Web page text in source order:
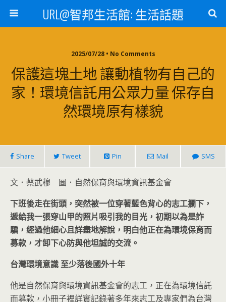
URL@智邦生活館: 生活話題
2025/07/28 • No Comments
保護這塊土地 讓動植物有自己的
家！環境信託用公眾力量 保存自
然環境原有樣貌
Share Tweet Pin Mail SMS
文．蔡武穆 圖．自然保育與環境資訊基金會
下班後走在街頭，突然被一位穿著藍色背心的志工攔下，
遞給我一張穿山甲的照片吸引我的目光，初期以為是詐
騙，經過他細心且詳盡地解說，明白他正在為環境保育而
募款，才卸下心防與他坦誠的交流。
台灣環境意識 至少落後國外十年
他是自然保育與環境資訊基金會的志工，正在為環境信託
而募款，小冊子裡詳實記錄著多年來志工及專家們為台灣